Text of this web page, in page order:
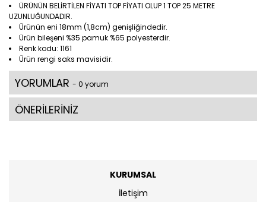
ÜRÜNÜN BELİRTİLEN FİYATI TOP FİYATI OLUP 1 TOP 25 METRE
UZUNLUĞUNDADIR.
Ürünün eni 18mm (1,8cm) genişliğindedir.
Ürün bileşeni %35 pamuk %65 polyesterdir.
Renk kodu: 1161
Ürün rengi saks mavisidir.
YORUMLAR - 0 yorum
ÖNERİLERİNİZ
KURUMSAL
İletişim